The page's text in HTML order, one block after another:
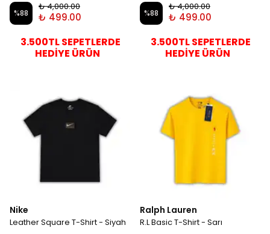
%88
₺ 4,000.00
₺ 499.00
3.500TL SEPETLERDE
HEDİYE ÜRÜN
%88
₺ 4,000.00
₺ 499.00
3.500TL SEPETLERDE
HEDİYE ÜRÜN
Nike
Leather Square T-Shirt - Siyah
Ralph Lauren
R.L Basic T-Shirt - Sarı